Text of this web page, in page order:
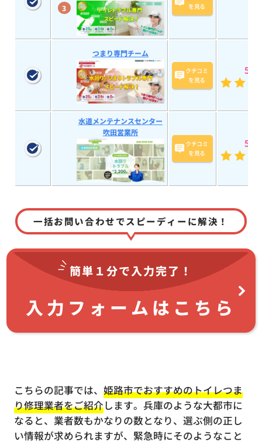
3
を見る
つまり専門チーム
クチコミ
を見る
5
水道メンテナンスセンター
吹田営業所
クチコミ
を見る
5
一括お問い合わせでスピーディーに解決！
簡単１分で入力完了！
入力フォームはこちら
こちらの記事では、 姫路市でおすすめのトイレつま
り修理業者をご紹介します。兵庫のような大都市に
なると、業者数もかなりの数となり、選ぶ側の正し
い情報が求められますが、緊急時にそのようなこと